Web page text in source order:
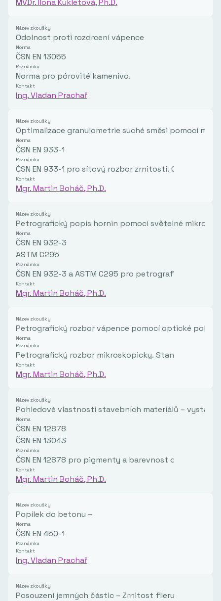
MVDr. Ilona Kukletová, Ph.D.
Název zkoušky
Odolnost proti rozdrcení vápence
Norma
ČSN EN 13055
Poznámka
Norma pro pórovité kamenivo.
Kontakt
Ing. Vladan Prachař
Název zkoušky
Optimalizace granulometrie suché směsi pomocí
Norma
ČSN EN 933-1
Poznámka
ČSN EN 933-1 pro sítový rozbor zrnitosti.
Kontakt
Mgr. Martin Boháč, Ph.D.
Název zkoušky
Petrografický popis hornin pomocí světelné
Norma
ČSN EN 932-3
ASTM C295
Poznámka
ČSN EN 932-3 a ASTM C295 pro petrografický
Kontakt
Mgr. Martin Boháč, Ph.D.
Název zkoušky
Petrografický rozbor vápence pomocí optické
Norma
Poznámka
Petrografický rozbor mikroskopicky. Stanovení
Kontakt
Mgr. Martin Boháč, Ph.D.
Název zkoušky
Pohledové vlastnosti stavebních materiálů –
Norma
ČSN EN 12878
ČSN EN 13043
Poznámka
ČSN EN 12878 pro pigmenty a barevnost
Kontakt
Mgr. Martin Boháč, Ph.D.
Název zkoušky
Popílek do betonu –
Norma
ČSN EN 450-1
Poznámka
Kontakt
Ing. Vladan Prachař
Název zkoušky
Posouzení jemných částic – Zrnitost fileru